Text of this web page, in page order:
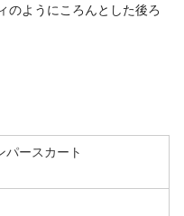
のようにころんとした後ろ
パースカート